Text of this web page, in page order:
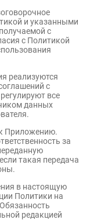
и указанными
с
с Политикой
реализуются
с
все
данных
Приложению.
за
такая передача
в настоящую
Политики на
редакцией